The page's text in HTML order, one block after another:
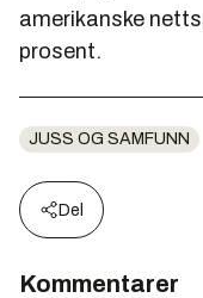
amerikanske
prosent.
JUSS OG SAMFUNN
Del
Kommentarer